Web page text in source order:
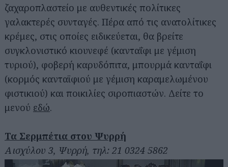
ζαχαροπλαστείο με αυθεντικές πολίτικες
γαλακτερές συνταγές. Πέρα από τις ανατολίτικες
κρέμες, στις οποίες ειδικεύεται, θα βρείτε
συγκλονιστικό κιουνεφέ (κανταΐφι με γέμιση
τυριού), φοβερή καρυδόπιτα, μπουρμά κανταΐφι
(κορμός κανταϊφιού με γέμιση καραμελωμένου
φιστικιού) και ποικιλίες σιροπιαστών. Δείτε το
μενού εδώ.
Τα Σερμπέτια στου Ψυρρή
Αισχύλου 3, Ψυρρή, τηλ: 21 0324 5862